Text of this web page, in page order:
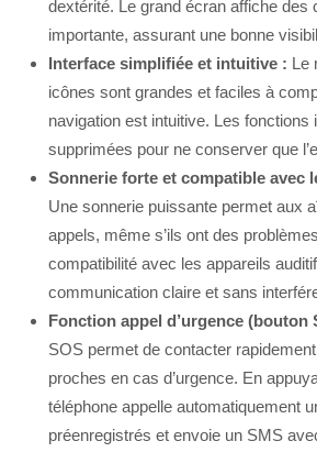
dextérité. Le grand écran affiche des
importante, assurant une bonne
Interface simplifiée et intuitive : Le
icônes sont grandes et faciles à
navigation est intuitive. Les fonctions
supprimées pour ne conserver que
Sonnerie forte et compatible avec
Une sonnerie puissante permet aux
appels, même s’ils ont des
compatibilité avec les appareils
communication claire et sans
Fonction appel d’urgence (bouton
SOS permet de contacter
proches en cas d’urgence. En
téléphone appelle automatiquement
préenregistrés et envoie un SMS